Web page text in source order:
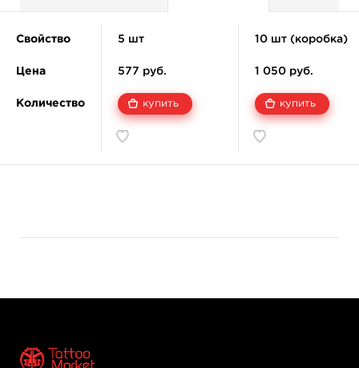
Свойство
Цена
Количество
5 шт
577 руб.
купить
10 шт (коробка)
1 050 руб.
купить